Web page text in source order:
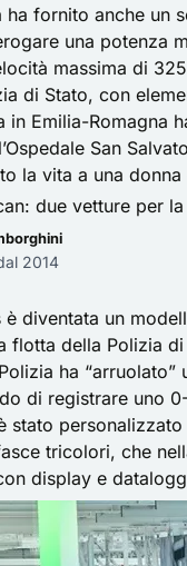
ha fornito anche un
una potenza
massima di
di Stato, con
in Emilia-Romagna
San
la vita a una
2014
diventata un
flotta della Polizia
ha “arruolato”
di registrare uno
stato
tricolori, che
display e